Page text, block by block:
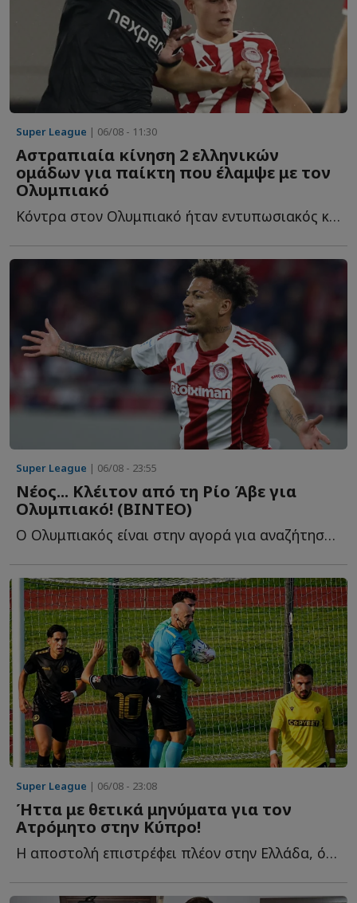
Super League | 06/08 - 11:30
Αστραπιαία κίνηση 2 ελληνικών
ομάδων για παίκτη που έλαμψε με τον
Ολυμπιακό
Κόντρα στον Ολυμπιακό ήταν εντυπωσιακός και ήδη δύο ε...
Super League | 06/08 - 23:55
Νέος... Κλέιτον από τη Ρίο Άβε για
Ολυμπιακό! (ΒΙΝΤΕΟ)
Ο Ολυμπιακός είναι στην αγορά για αναζήτηση επιθετικού, λ...
Super League | 06/08 - 23:08
Ήττα με θετικά μηνύματα για τον
Ατρόμητο στην Κύπρο!
Η αποστολή επιστρέφει πλέον στην Ελλάδα, όπου αναμένεται ν...